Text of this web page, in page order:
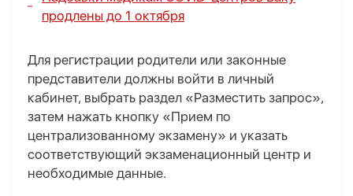
продлены до 1 октября
Для регистрации родители или законные
представители должны войти в личный
кабинет, выбрать раздел «Разместить запрос»,
затем нажать кнопку «Прием по
централизованному экзамену» и указать
соответствующий экзаменационный центр и
необходимые данные.